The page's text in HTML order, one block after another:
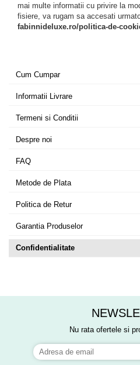
mai multe informatii cu privire la
fisiere, va rugam sa accesati
fabinnideluxe.ro/politica-de-
Cum Cumpar
Informatii Livrare
Termeni si Conditii
Despre noi
FAQ
Metode de Plata
Politica de Retur
Garantia Produselor
Confidentialitate
Nu rata ofertele si